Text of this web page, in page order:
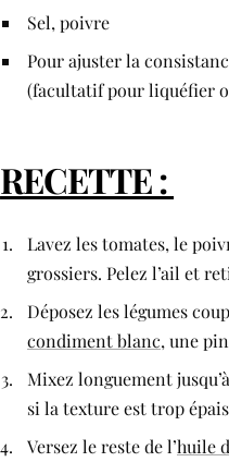
Sel, poivre
Pour ajuster la
(facultatif pour liquéfier
RECETTE :
Lavez les tomates, le
grossiers. Pelez l’ail et
Déposez les légumes
condiment blanc, une
Mixez longuement
si la texture est trop
Versez le reste de l’huile